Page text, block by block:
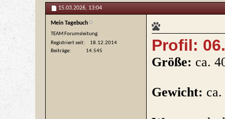
15.03.2026, 13:04
Mein Tagebuch
TEAM Forumsleitung
Registriert seit
18.12.2014
Beiträge
14.545 Profil:
Größe: ca.
Gewicht: